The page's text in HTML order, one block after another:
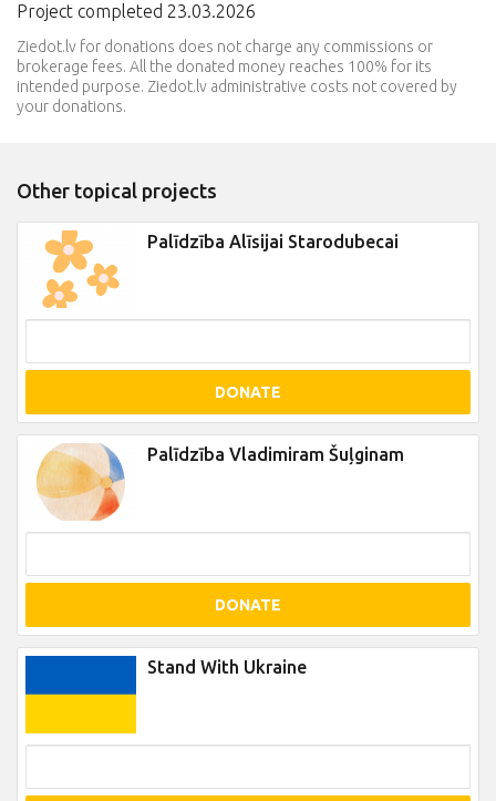
Project completed 23.03.2026
Ziedot.lv for donations does not charge any commissions or
brokerage fees. All the donated money reaches 100% for its
intended purpose. Ziedot.lv administrative costs not covered by
your donations.
Other topical projects
Palīdzība Alīsijai Starodubecai
DONATE
Palīdzība Vladimiram Šuļginam
DONATE
Stand With Ukraine